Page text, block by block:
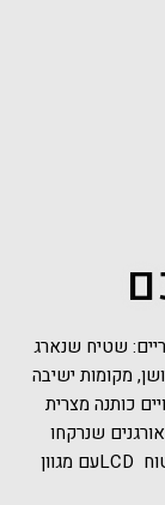
שטיח שנארג
מקומות ישיבה
כותנה מצרית
אורגנים שנרקחו
במיוחד עבורנו, מקלחת מרפה, מסך טלוויזיה שטוח LCDעם מגוון